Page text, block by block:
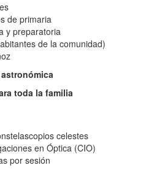
de primaria
y preparatoria
de la comunidad)
toda la familia
celestes
en Óptica (CIO)
por sesión